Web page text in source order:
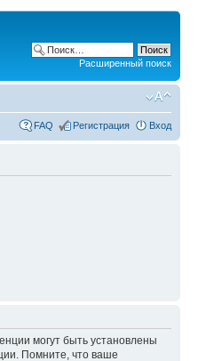
Расширенный поиск
FAQ Регистрация Вход
могут быть установлены
Помните, что ваше